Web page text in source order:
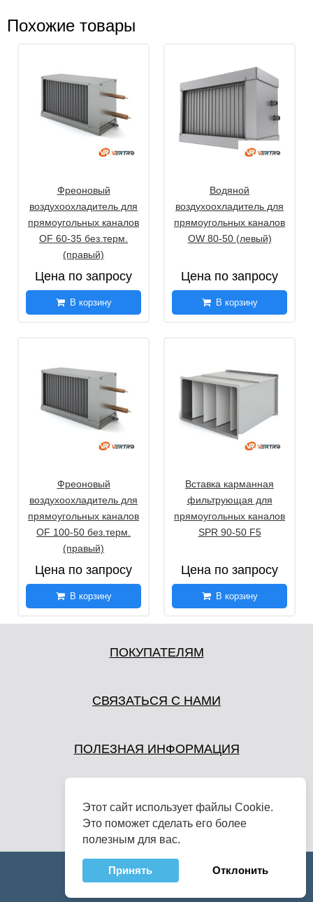
Похожие товары
Фреоновый
воздухоохладитель для
прямоугольных каналов
OF 60-35 без.терм.
(правый)
Цена по запросу
В корзину
Водяной
воздухоохладитель для
прямоугольных каналов
OW 80-50 (левый)
Цена по запросу
В корзину
Фреоновый
воздухоохладитель для
прямоугольных каналов
OF 100-50 без.терм.
(правый)
Цена по запросу
В корзину
Вставка карманная
фильтрующая для
прямоугольных каналов
SPR 90-50 F5
Цена по запросу
В корзину
ПОКУПАТЕЛЯМ
СВЯЗАТЬСЯ С НАМИ
ПОЛЕЗНАЯ ИНФОРМАЦИЯ
Этот сайт использует файлы Cookie.
Это поможет сделать его более
полезным для вас.
Принять Отклонить